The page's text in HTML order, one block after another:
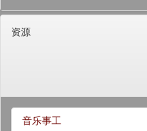
资源
音乐事工